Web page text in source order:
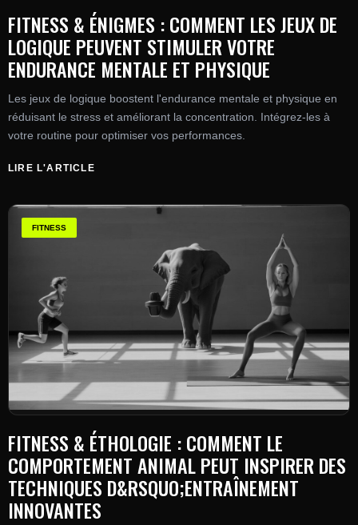
FITNESS & ÉNIGMES : COMMENT LES JEUX DE
LOGIQUE PEUVENT STIMULER VOTRE
ENDURANCE MENTALE ET PHYSIQUE
Les jeux de logique boostent l'endurance mentale et physique en
réduisant le stress et améliorant la concentration. Intégrez-les à
votre routine pour optimiser vos performances.
LIRE L'ARTICLE
FITNESS
FITNESS & ÉTHOLOGIE : COMMENT LE
COMPORTEMENT ANIMAL PEUT INSPIRER DES
TECHNIQUES D&RSQUO;ENTRAÎNEMENT
INNOVANTES